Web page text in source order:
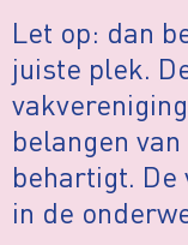
Let op: dan
juiste plek.
belangen
behartigt.
in de